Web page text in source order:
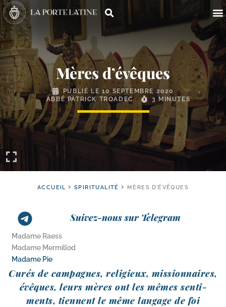
Mères d’évêques
PUBLIÉ LE 10 SEPTEMBRE 2020
ABBÉ PATRICK TROADEC
3 MINUTES
ACCUEIL SPIRITUALITÉ MÈRES D’ÉVÊQUES
Suivez-nous sur Telegram
Madame Raess
Madame Mermillod
Madame Pie
Curés de cam­pagnes, reli­gieux, mis­sion­naires,
évêques, leurs mères ont les mêmes sen­ti­
ments, tiennent le même lan­gage de foi